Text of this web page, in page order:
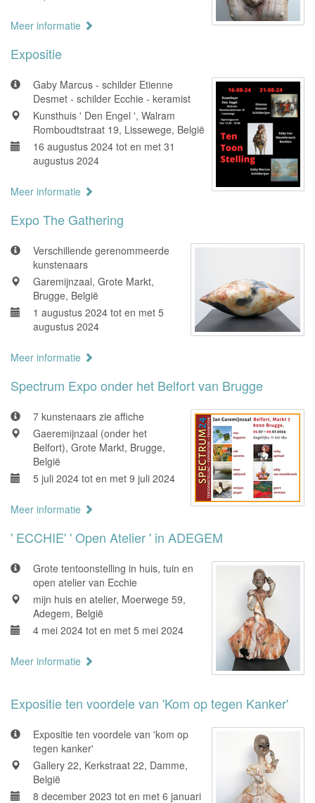
Meer informatie
Expositie
Gaby Marcus - schilder Etienne
Desmet - schilder Ecchie - keramist
Kunsthuis ' Den Engel ', Walram
Romboudtstraat 19, Lissewege, België
16 augustus 2024 tot en met 31
augustus 2024
Meer informatie
Expo The Gathering
Verschillende gerenommeerde
kunstenaars
Garemijnzaal, Grote Markt,
Brugge, België
1 augustus 2024 tot en met 5
augustus 2024
Meer informatie
Spectrum Expo onder het Belfort van Brugge
7 kunstenaars zie affiche
Gaeremijnzaal (onder het
Belfort), Grote Markt, Brugge,
België
5 juli 2024 tot en met 9 juli 2024
Meer informatie
' ECCHIE' ' Open Atelier ' in ADEGEM
Grote tentoonstelling in huis, tuin en
open atelier van Ecchie
mijn huis en atelier, Moerwege 59,
Adegem, België
4 mei 2024 tot en met 5 mei 2024
Meer informatie
Expositie ten voordele van 'Kom op tegen Kanker'
Expositie ten voordele van 'kom op
tegen kanker'
Gallery 22, Kerkstraat 22, Damme,
België
8 december 2023 tot en met 6 januari